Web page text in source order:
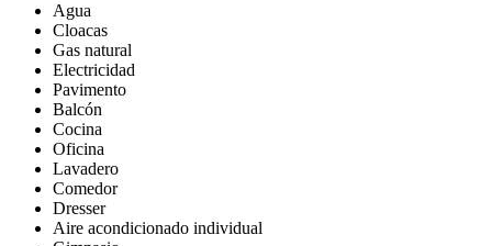
Agua
Cloacas
Gas natural
Electricidad
Pavimento
Balcón
Cocina
Oficina
Lavadero
Comedor
Dresser
Aire acondicionado individual